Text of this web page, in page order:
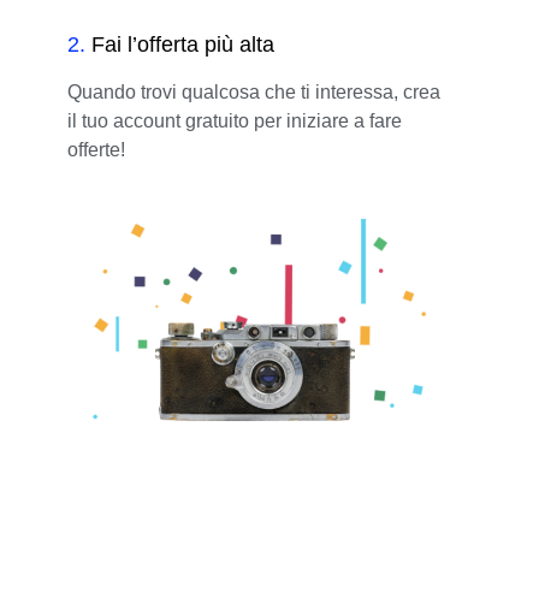
2. Fai l’offerta più alta
Quando trovi qualcosa che ti interessa, crea
il tuo account gratuito per iniziare a fare
offerte!